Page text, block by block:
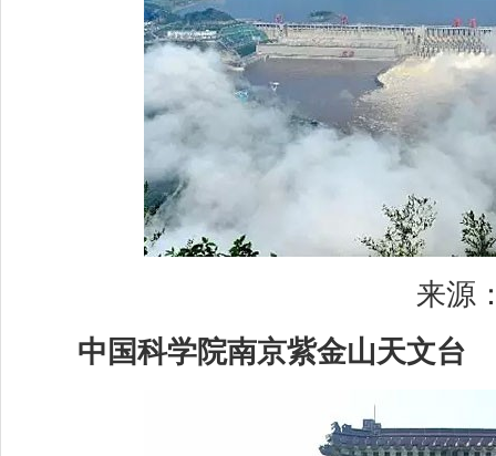
来源：
中国科学院南京紫金山天文台